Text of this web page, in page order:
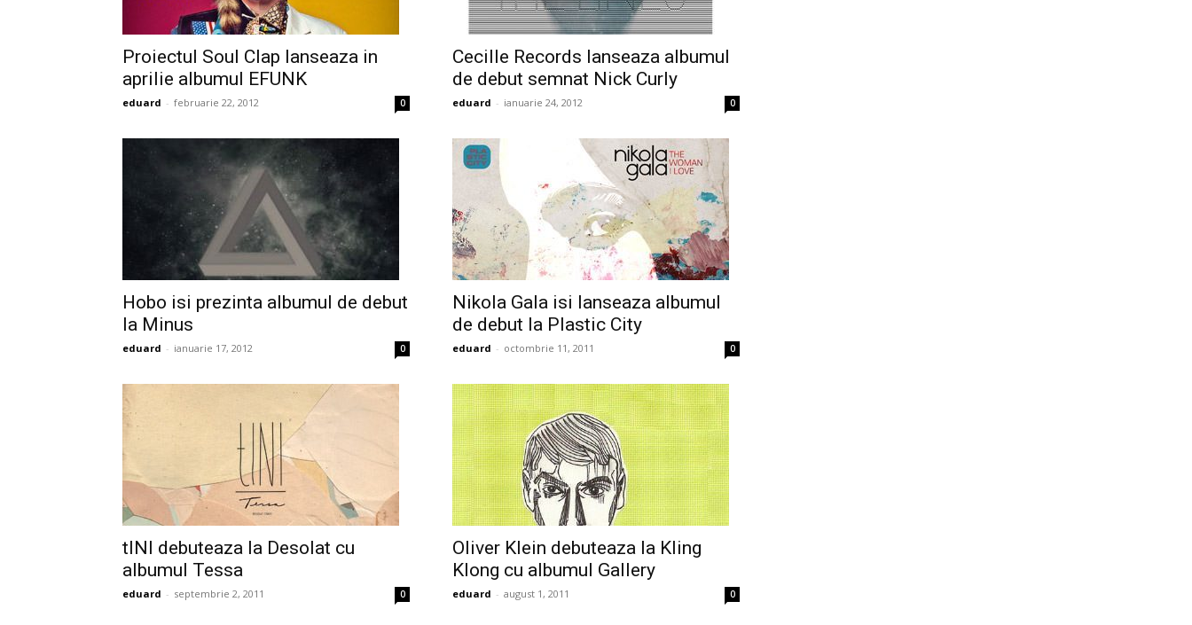
Proiectul Soul Clap lanseaza in
aprilie albumul EFUNK
eduard - februarie 22, 2012 0
Cecille Records lanseaza albumul
de debut semnat Nick Curly
eduard - ianuarie 24, 2012 0
Hobo isi prezinta albumul de debut
la Minus
eduard - ianuarie 17, 2012 0
Nikola Gala isi lanseaza albumul
de debut la Plastic City
eduard - octombrie 11, 2011 0
tINI debuteaza la Desolat cu
albumul Tessa
eduard - septembrie 2, 2011 0
Oliver Klein debuteaza la Kling
Klong cu albumul Gallery
eduard - august 1, 2011 0